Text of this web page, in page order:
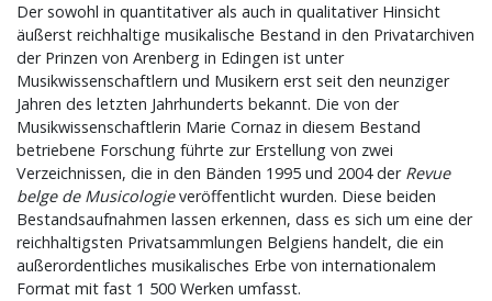
Der sowohl in quantitativer als auch in qualitativer Hinsicht
äußerst reichhaltige musikalische Bestand in den Privatarchiven
der Prinzen von Arenberg in Edingen ist unter
Musikwissenschaftlern und Musikern erst seit den neunziger
Jahren des letzten Jahrhunderts bekannt. Die von der
Musikwissenschaftlerin Marie Cornaz in diesem Bestand
betriebene Forschung führte zur Erstellung von zwei
Verzeichnissen, die in den Bänden 1995 und 2004 der Revue
belge de Musicologieveröffentlicht wurden. Diese beiden
Bestandsaufnahmen lassen erkennen, dass es sich um eine der
reichhaltigsten Privatsammlungen Belgiens handelt, die ein
außerordentliches musikalisches Erbe von internationalem
Format mit fast 1 500 Werken umfasst.